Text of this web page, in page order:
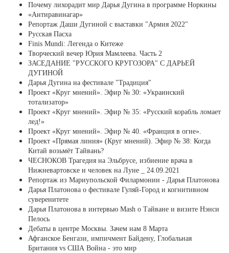
Почему лихорадит мир Дарья Дугина в программе Норкины
«Антиравинагар»
Репортаж Даши Дугиной с выставки "Армия 2022"
Русская Пасха
Finis Mundi: Легенда о Китеже
Творческий вечер Юрия Мамлеева. Часть 2
ЗАСЕДАНИЕ "РУССКОГО КРУГОЗОРА" С ДАРЬЕЙ
ДУГИНОЙ
Дарья Дугина на фестивале "Традиция"
Проект «Круг мнений». Эфир № 30: «Украинский
тотализатор»
Проект «Круг мнений». Эфир № 35: «Русский корабль ломает
лед!»
Проект «Круг мнений». Эфир № 40. «Франция в огне».
Проект «Прямая линия» (Круг мнений). Эфир № 38: Когда
Китай возьмёт Тайвань?
ЧЕСНОКОВ Трагедия на Эльбрусе, избиение врача в
Нижневартовске и человек на Луне _ 24.09.2021
Репортаж из Мариупольской Филармонии - Дарья Платонова
Дарья Платонова о фестивале Гуляй-Город и когнитивном
суверенитете
Дарья Платонова в интервью Mash о Тайване и визите Нэнси
Пелось
Дебаты в центре Москвы. Зачем нам 8 Марта
Афганское Бенгази, импичмент Байдену, Глобальная
Британия vs США Война - это мир